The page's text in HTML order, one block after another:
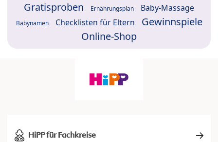
Gratisproben Ernährungsplan Baby-Massage
Babynamen Checklisten für Eltern
Gewinnspiele
Online-Shop
HiPP für Fachkreise